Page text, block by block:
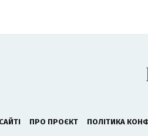
ПРО ПРОЄКТ ПОЛІТИКА